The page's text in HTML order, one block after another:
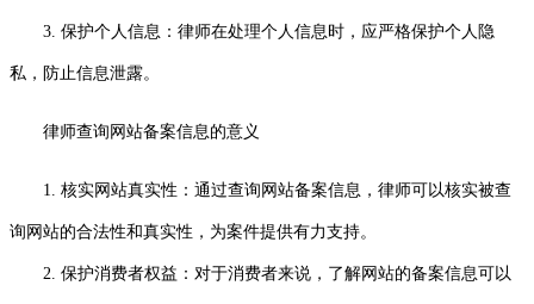
3. 保护个人信息：律师在处理个人信息时，应严格保护个人隐
私，防止信息泄露。
律师查询网站备案信息的意义
1. 核实网站真实性：通过查询网站备案信息，律师可以核实被查
询网站的合法性和真实性，为案件提供有力支持。
2. 保护消费者权益：对于消费者来说，了解网站的备案信息可以